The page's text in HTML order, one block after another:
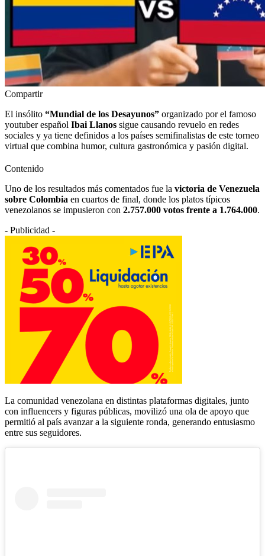
Compartir
El insólito “Mundial de los Desayunos” organizado por el famoso
youtuber español Ibai Llanos sigue causando revuelo en redes
sociales y ya tiene definidos a los países semifinalistas de este torneo
virtual que combina humor, cultura gastronómica y pasión digital.
Contenido
Uno de los resultados más comentados fue la victoria de Venezuela
sobre Colombia en cuartos de final, donde los platos típicos
venezolanos se impusieron con 2.757.000 votos frente a 1.764.000.
- Publicidad -
La comunidad venezolana en distintas plataformas digitales, junto
con influencers y figuras públicas, movilizó una ola de apoyo que
permitió al país avanzar a la siguiente ronda, generando entusiasmo
entre sus seguidores.